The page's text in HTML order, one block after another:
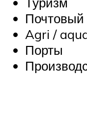
Почтовый
Agri /
Порты